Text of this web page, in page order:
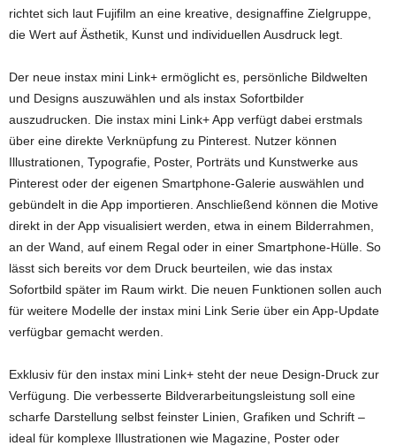
richtet sich laut Fujifilm an eine kreative, designaffine Zielgruppe,
die Wert auf Ästhetik, Kunst und individuellen Ausdruck legt.
Der neue instax mini Link+ ermöglicht es, persönliche Bildwelten
und Designs auszuwählen und als instax Sofortbilder
auszudrucken. Die instax mini Link+ App verfügt dabei erstmals
über eine direkte Verknüpfung zu Pinterest. Nutzer können
Illustrationen, Typografie, Poster, Porträts und Kunstwerke aus
Pinterest oder der eigenen Smartphone-Galerie auswählen und
gebündelt in die App importieren. Anschließend können die Motive
direkt in der App visualisiert werden, etwa in einem Bilderrahmen,
an der Wand, auf einem Regal oder in einer Smartphone-Hülle. So
lässt sich bereits vor dem Druck beurteilen, wie das instax
Sofortbild später im Raum wirkt. Die neuen Funktionen sollen auch
für weitere Modelle der instax mini Link Serie über ein App-Update
verfügbar gemacht werden.
Exklusiv für den instax mini Link+ steht der neue Design-Druck zur
Verfügung. Die verbesserte Bildverarbeitungsleistung soll eine
scharfe Darstellung selbst feinster Linien, Grafiken und Schrift –
ideal für komplexe Illustrationen wie Magazine, Poster oder